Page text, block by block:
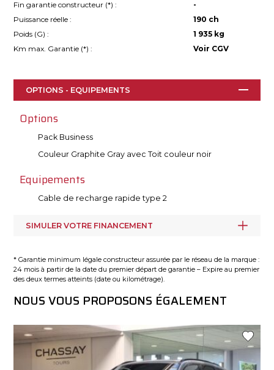
Fin garantie constructeur (*) :
-
Puissance réelle :
190 ch
Poids (G) :
1 935 kg
Km max. Garantie (*) : Voir CGV
OPTIONS - EQUIPEMENTS
Options
Pack Business
Couleur Graphite Gray avec Toit couleur noir
Equipements
Cable de recharge rapide type 2
SIMULER VOTRE FINANCEMENT
* Garantie minimum légale constructeur assurée par le réseau de la marque :
24 mois à partir de la date du premier départ de garantie – Expire au premier
des deux termes atteints (date ou kilométrage).
NOUS VOUS PROPOSONS ÉGALEMENT